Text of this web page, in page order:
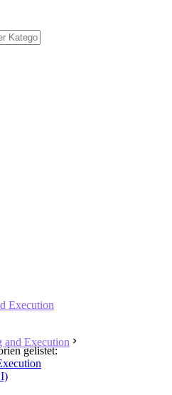
Execution
and Execution
gelistet: